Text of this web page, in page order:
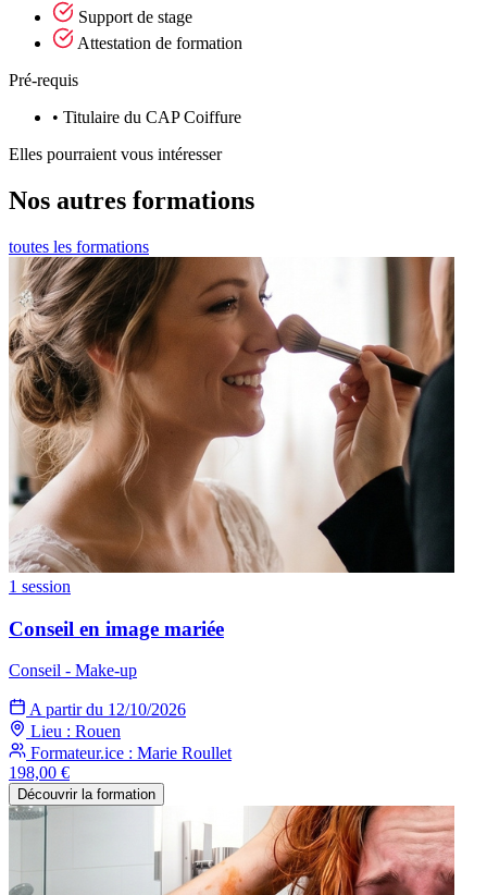
Support de stage
Attestation de formation
Pré-requis
• Titulaire du CAP Coiffure
Elles pourraient vous intéresser
Nos autres formations
toutes les formations
1 session
Conseil en image mariée
Conseil - Make-up
A partir du 12/10/2026
Lieu : Rouen
Formateur.ice : Marie Roullet
198,00 €
Découvrir la formation